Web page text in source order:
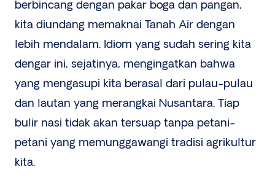
berbincang dengan pakar boga dan pangan,
kita diundang memaknai Tanah Air dengan
lebih mendalam. Idiom yang sudah sering kita
dengar ini, sejatinya, mengingatkan bahwa
yang mengasupi kita berasal dari pulau-pulau
dan lautan yang merangkai Nusantara. Tiap
bulir nasi tidak akan tersuap tanpa petani-
petani yang memunggawangi tradisi agrikultur
kita.